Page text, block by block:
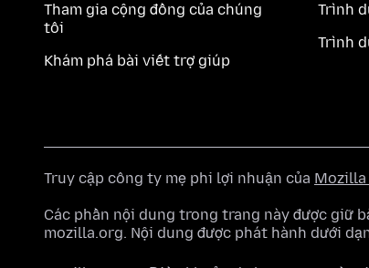
Tham gia cộng đồng của chúng
tôi
Khám phá bài viết trợ giúp
Trình
Trình
Truy cập công ty mẹ phi lợi nhuận của
Các phần nội dung trong trang này được giữ
mozilla.org. Nội dung được phát hành dưới